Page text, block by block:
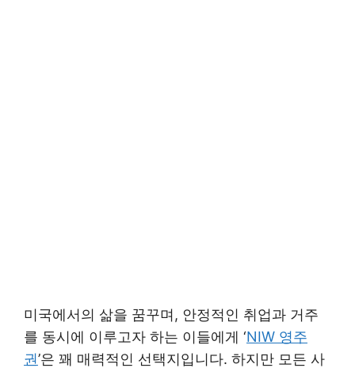
미국에서의 삶을 꿈꾸며, 안정적인 취업과 거주
를 동시에 이루고자 하는 이들에게 ‘NIW 영주
권’은 꽤 매력적인 선택지입니다. 하지만 모든 사